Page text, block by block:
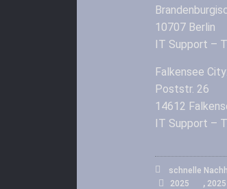
10707 Berlin
IT Support –
Falkensee City:
Poststr. 26
14612
IT Support –
schnelle
2025
,